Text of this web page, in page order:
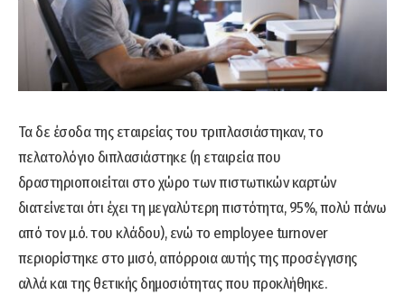
Τα δε έσοδα της εταιρείας του τριπλασιάστηκαν, το
πελατολόγιο διπλασιάστηκε (η εταιρεία που
δραστηριοποιείται στο χώρο των πιστωτικών καρτών
διατείνεται ότι έχει τη μεγαλύτερη πιστότητα, 95%, πολύ πάνω
από τον μ.ό. του κλάδου), ενώ το employee turnover
περιορίστηκε στο μισό, απόρροια αυτής της προσέγγισης
αλλά και της θετικής δημοσιότητας που προκλήθηκε.